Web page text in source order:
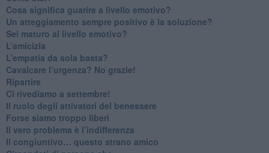
Cosa significa guarire a livello emotivo?
​Un atteggiamento sempre positivo è la soluzione?
​Sei maturo al livello emotivo?
​L’amicizia
​L’empatia da sola basta?
​Cavalcare l’urgenza? No grazie!
Ripartire
​Ci rivediamo a settembre!
​Il ruolo degli attivatori del benessere
​Forse siamo troppo liberi
​Il vero problema è l’indifferenza
​Il congiuntivo… questo strano amico